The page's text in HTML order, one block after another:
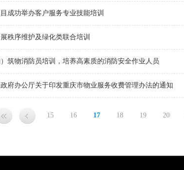
成功举办客户服务专业技能培训
秩序维护及绿化类联合培训
筑物消防员培训，培养高素质的消防安全作业人员
府办公厅关于印发重庆市物业服务收费管理办法的通知
15 16 17 18 19 20